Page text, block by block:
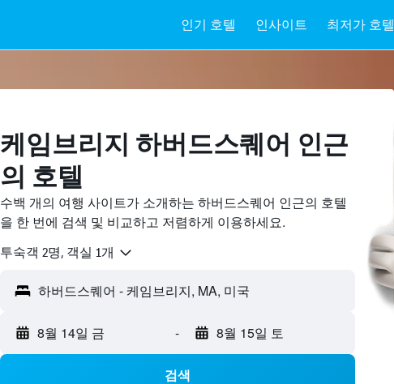
인기 호텔 인사이트 최저가 호텔
케임브리지 하버드스퀘어 ​인근
의 호텔
수백 개의 여행 사이트가 소개하는 하버드스퀘어 인근의 호텔
을 한 번에 검색 및 비교하고 저렴하게 이용하세요.
​투숙객 2​명, ​객실 1개
8월 14일 금 - 8월 15일 토
검색